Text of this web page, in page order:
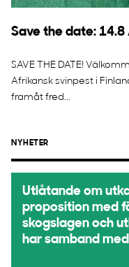
Save the date:
SAVE THE DATE!
Afrikansk svinpest i
framåt fred...
NYHETER
Utlåtande om
proposition med
skogslagen och
har samband